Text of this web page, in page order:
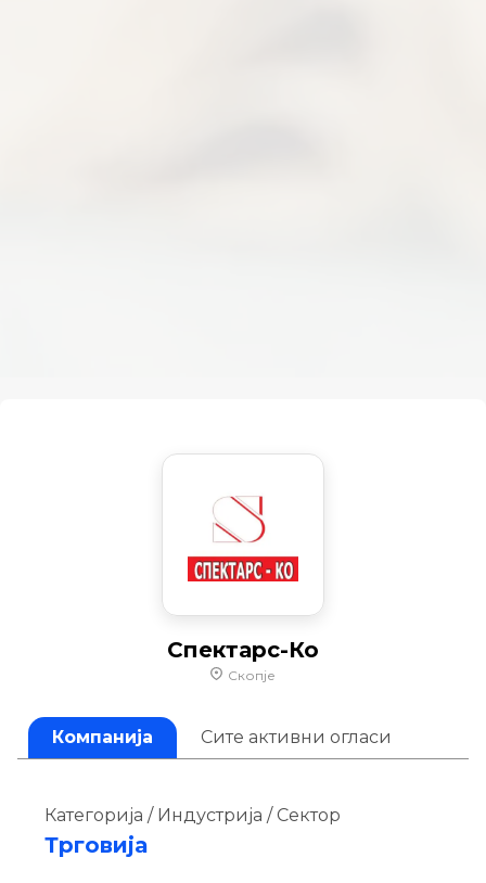
Спектарс-Ко
Скопје
Компанија Сите активни огласи
Категорија / Индустрија / Сектор
Трговија